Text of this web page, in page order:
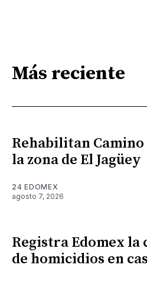
Más reciente
Rehabilitan Camino
la zona de El Jagüey
24 EDOMEX
agosto 7, 2026
Registra Edomex la
de homicidios en